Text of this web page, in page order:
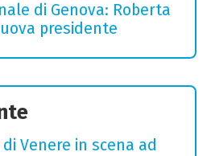
di Genova: Roberta
presidente
Venere in scena ad